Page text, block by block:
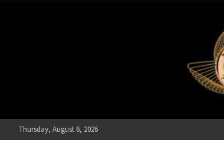
Thursday, August 6, 2026